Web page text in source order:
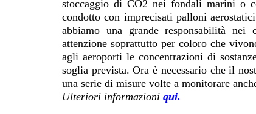
stoccaggio di CO2 nei fondali marini o
condotto con imprecisati palloni
abbiamo una grande responsabilità
attenzione soprattutto per coloro che
agli aeroporti le concentrazioni di
soglia prevista. Ora è necessario che il
una serie di misure volte a monitorare
Ulteriori informazioni qui.